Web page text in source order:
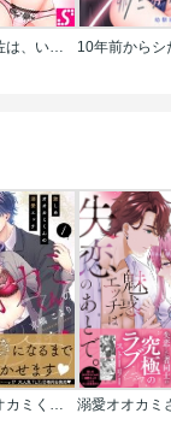
激しめオオカミくんの溺愛エッチ【単行本版】